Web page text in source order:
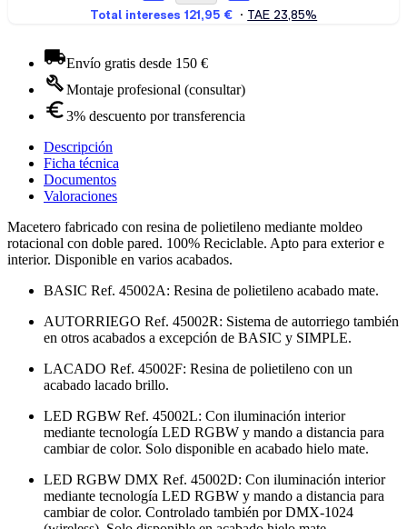
Envío gratis desde 150 €
Montaje profesional (consultar)
3% descuento por transferencia
Descripción
Ficha técnica
Documentos
Valoraciones
Macetero fabricado con resina de polietileno mediante moldeo
rotacional con doble pared. 100% Reciclable. Apto para exterior e
interior. Disponible en varios acabados.
BASIC Ref. 45002A: Resina de polietileno acabado mate.
AUTORRIEGO Ref. 45002R: Sistema de autorriego también
en otros acabados a excepción de BASIC y SIMPLE.
LACADO Ref. 45002F: Resina de polietileno con un
acabado lacado brillo.
LED RGBW Ref. 45002L: Con iluminación interior
mediante tecnología LED RGBW y mando a distancia para
cambiar de color. Solo disponible en acabado hielo mate.
LED RGBW DMX Ref. 45002D: Con iluminación interior
mediante tecnología LED RGBW y mando a distancia para
cambiar de color. Controlado también por DMX-1024